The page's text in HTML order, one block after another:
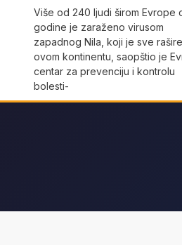
Više od 240 ljudi širom Evrope
godine je zaraženo virusom
zapadnog Nila, koji je sve
ovom kontinentu, saopštio je
centar za prevenciju i kontrolu
bolesti-